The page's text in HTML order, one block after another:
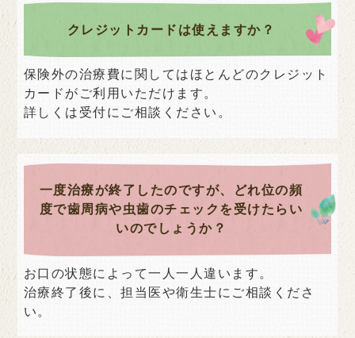
クレジットカードは使えますか？
保険外の治療費に関してはほとんどのクレジット
カードがご利用いただけます。
詳しくは受付にご相談ください。
一度治療が終了したのですが、どれ位の頻
度で歯周病や虫歯のチェックを受けたらい
いのでしょうか？
お口の状態によって一人一人違います。
治療終了後に、担当医や衛生士にご相談くださ
い。